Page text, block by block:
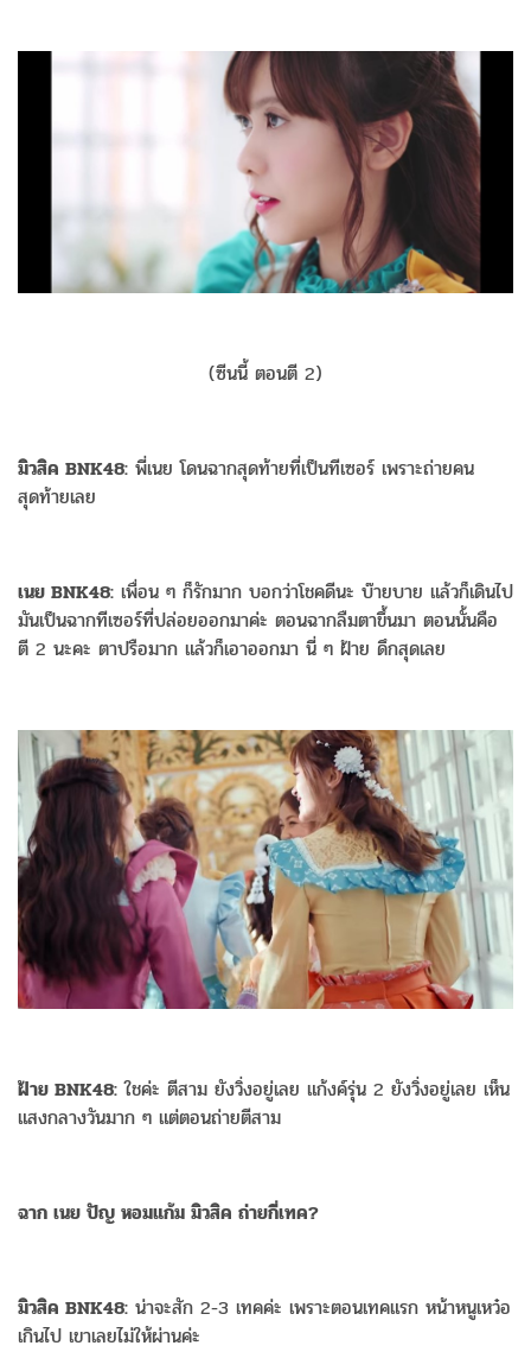
(ซีนนี้ ตอนตี 2)
มิวสิค BNK48: พี่เนย โดนฉากสุดท้ายที่เป็นทีเซอร์ เพราะถ่ายคน
สุดท้ายเลย
เนย BNK48: เพื่อน ๆ ก็รักมาก บอกว่าโชคดีนะ บ๊ายบาย แล้วก็เดินไป
มันเป็นฉากทีเซอร์ที่ปล่อยออกมาค่ะ ตอนฉากลืมตาขึ้นมา ตอนนั้นคือ
ตี 2 นะคะ ตาปรือมาก แล้วก็เอาออกมา นี่ ๆ ฝ้าย ดึกสุดเลย
ฝ้าย BNK48: ใชค่ะ ตีสาม ยังวิ่งอยู่เลย แก้งค์รุ่น 2 ยังวิ่งอยู่เลย เห็น
แสงกลางวันมาก ๆ แต่ตอนถ่ายตีสาม
ฉาก เนย ปัญ หอมแก้ม มิวสิค ถ่ายกี่เทค?
มิวสิค BNK48: น่าจะสัก 2-3 เทคค่ะ เพราะตอนเทคแรก หน้าหนูเหว๋อ
เกินไป เขาเลยไม่ให้ผ่านค่ะ